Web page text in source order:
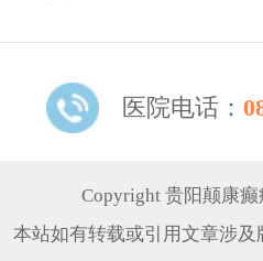
医院电话：
Copyright 贵阳颠康
本站如有转载或引用文章涉